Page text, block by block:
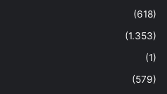
(618)
(1.353)
(1)
(579)